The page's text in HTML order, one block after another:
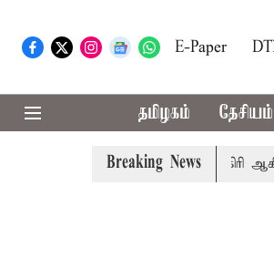
E-Paper
தமிழகம் தேசியம்
Breaking News
கோவை, தேனி,நீலகிரி ஆகிய